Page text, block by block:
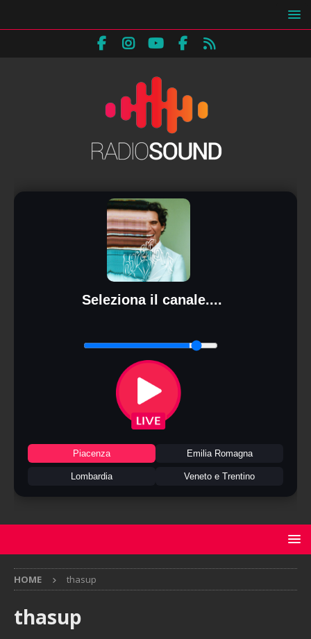
Seleziona il canale....
Piacenza Emilia Romagna
Lombardia Veneto e Trentino
HOME thasup
thasup